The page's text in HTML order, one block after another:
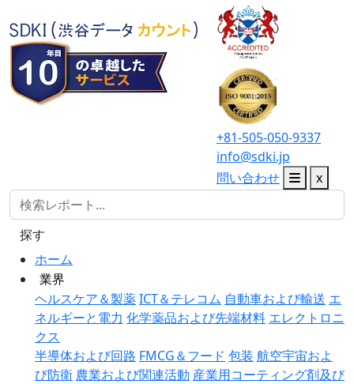
+81-505-050-9337
info@sdki.jp
問い合わせ
x
ホーム
業界
ヘルスケア＆製薬ICT＆テレコム 自動車および輸送 エ
ネルギーと電力 化学薬品および先端材料 エレクトロニ
クス
半導体および回路 FMCG＆フード 包装 航空宇宙およ
び防衛 農業および関連活動 産業用コーティング剤及び
探す